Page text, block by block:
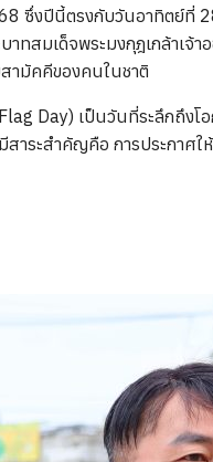
ซึ่งปีนี้ตรงกับวันอาทิตย์
สมเด็จพระมงกุฎเกล้าเจ้า
ามัคคีของคนในชาติ
Day) เป็นวันที่ระลึกถึงโ
าระสำคัญคือ การประกาศ